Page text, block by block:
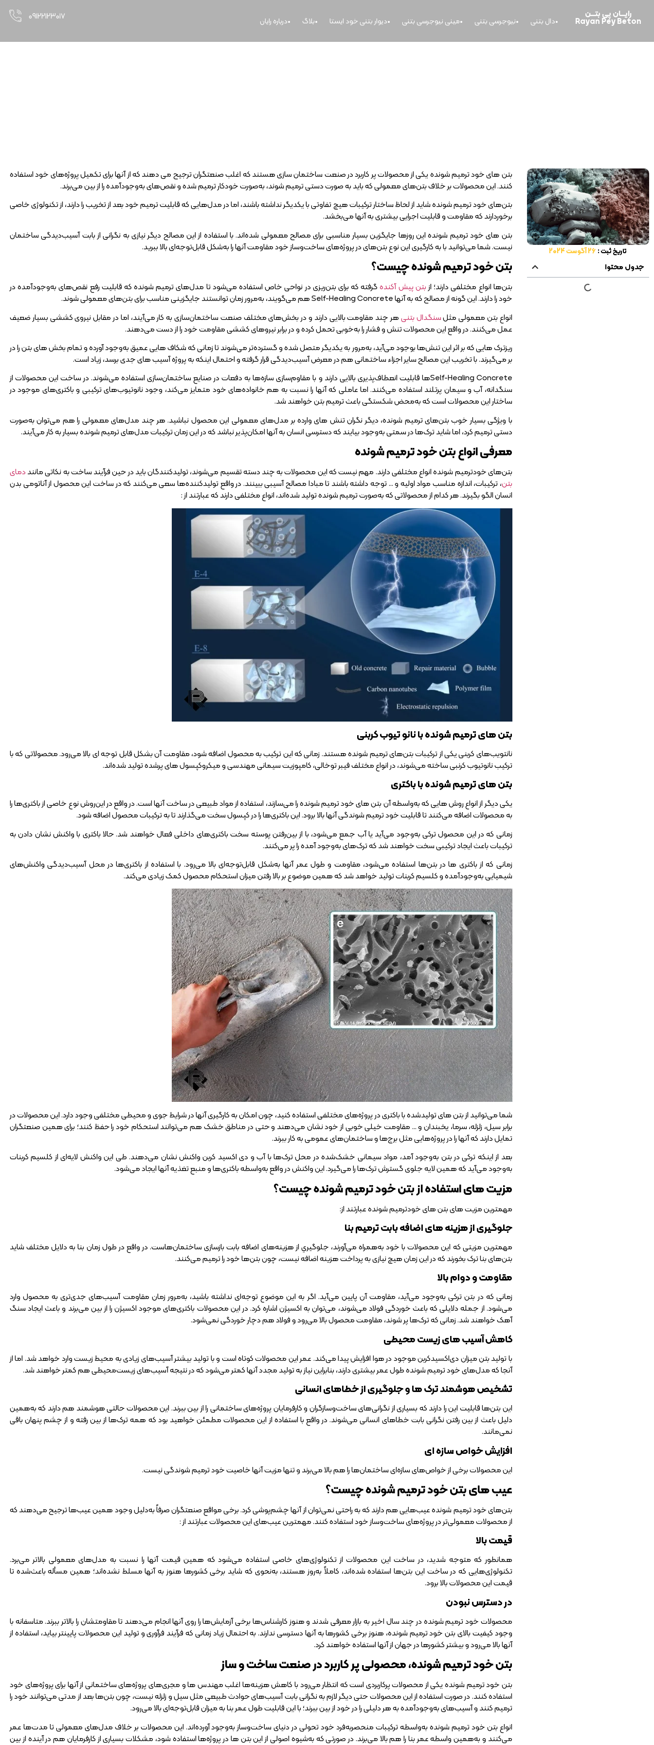
رایــــان پی بتــــن
Rayan Pey Beton دال بتنی نیوجرسی بتنی مینی نیوجرسی بتنی دیوار بتنی خود ایستا بلاگ درباره رایان ۰۹۱۲۲۱۲۳۰۱۷
تاریخ ثبت : 26 آگوست 2024
جدول محتوا
بتن‌ های خود ترمیم شونده یکی از محصولات پر کاربرد در صنعت ساختمان‌ سازی هستند که اغلب صنعتگران ترجیح می‌ دهند که از آنها برای تکمیل پروژه‌های خود استفاده
کنند. این محصولات بر خلاف بتن‌های معمولی که باید به‌ صورت دستی ترمیم شوند، به‌صورت خودکار ترمیم شده و نقص‌های به‌وجودآمده را از بین می‌برند.
بتن‌های خود ترمیم شونده شاید از لحاظ ساختار ترکیبات هیچ تفاوتی با یکدیگر نداشته باشند، اما در مدل‌هایی که قابلیت ترمیم خود بعد از تخریب را دارند، از تکنولوژی خاصی
برخوردارند که مقاومت و قابلیت اجرایی بیشتری به آنها می‌بخشد.
بتن‌ های خود ترمیم شونده این روز‌ها جایگزین بسیار مناسبی برای مصالح معمولی شده‌اند. با استفاده از این مصالح دیگر نیازی به نگرانی از بابت آسیب‌دیدگی ساختمان
نیست. شما می‌توانید با به کارگیری این نوع بتن‌های در پروژه‌های ساخت‌و‌ساز خود مقاومت آنها را به‌شکل قابل‌توجه‌ای بالا ببرید.
بتن خود ترمیم شونده چیست؟
بتن‌ها انواع مختلفی دارند؛ از بتن پیش آکندهگرفته که برای بتن‌ریزی در نواحی خاص استفاده می‌شود تا مدل‌های ترمیم شونده که قابلیت رفع نقص‌های به‌وجودآمده در
خود را دارند. این گونه از مصالح که به آنها Self-Healing Concrete هم می‌گویند، به‌مرور زمان توانستند جایگزینی مناسب برای بتن‌های معمولی شوند.
انواع بتن معمولی مثلسنگدال بتنیهر چند مقاومت بالایی دارند و در بخش‌های مختلف صنعت ساختمان‌سازی به کار می‌آیند، اما در مقابل نیروی کششی بسیار ضعیف
عمل می‌کنند. در واقع این محصولات تنش و فشار را به‌خوبی تحمل کرده و در برابر نیرو‌های کششی مقاومت خود را از دست می‌دهند.
ریزترک‌ هایی که بر اثر این تنش‌ها بوجود می‌آید، به‌مرور به یکدیگر متصل شده و گسترده‌تر می‌شوند تا زمانی که شکاف‌ هایی عمیق به‌وجود آورده و تمام بخش‌ های بتن را در
بر می‌گیرند. با تخریب این مصالح سایر اجزاء ساختمانی هم در معرض آسیب‌دیدگی قرار گرفته و احتمال اینکه به پروژه آسیب‌ های جدی برسد، زیاد است.
Self-Healing Concrete‌ها قابلیت انعطاف‌پذیری بالایی دارند و با مقاوم‌سازی سازه‌ها به دفعات در صنایع ساختمان‌سازی استفاده می‌شوند. در ساخت این محصولات از
سنگدانه، آب و سیمان پرتلند استفاده می‌کنند. اما عاملی که آنها را نسبت به هم خانواده‌های خود متمایز می‌کند، وجود نانوتیوب‌های ترکیبی و باکتری‌های موجود در
ساختار این محصولات است که به‌محض شکستگی باعث ترمیم بتن خواهند شد.
با ویژگی بسیار خوب بتن‌های ترمیم شونده، دیگر نگران تنش‌ های وارده بر مدل‌های معمولی این محصول نباشید. هر چند مدل‌های معمولی را هم می‌توان به‌صورت
دستی ترمیم کرد، اما شاید ترک‌ها در سمتی به‌وجود بیایند که دسترسی انسان به آنها امکان‌پذیر نباشد که در این زمان ترکیبات مدل‌های ترمیم شونده بسیار به کار می‌آیند.
معرفی انواع بتن خود ترمیم شونده
بتن‌های خودترمیم شونده انواع مختلفی دارند. مهم نیست که این محصولات به چند دسته تقسیم می‌شوند، تولیدکنندگان باید در حین فرآیند ساخت به نکاتی ماننددمای
بتن، ترکیبات، اندازه مناسب مواد اولیه و … توجه داشته باشند تا مبادا مصالح آسیبی ببینند. در واقع تولیدکننده‌ها سعی می‌کنند که در ساخت این محصول از آناتومی بدن
انسان الگو بگیرند. هر کدام از محصولاتی که به‌صورت ترمیم شونده تولید شده‌اند، انواع مختلفی دارند که عبارتند از :
بتن های ترمیم شونده با نانو تیوب کربنی
نانتویب‌های کربنی یکی از ترکیبات بتن‌‌های ترمیم شونده هستند. زمانی که این ترکیب به محصول اضافه شود، مقاومت آن بشکل قابل‌ توجه‌ ای بالا می‌رود. محصولاتی که با
ترکیب نانوتیوب کرنبی ساخته می‌شوند، در انواع مختلف فیبر توخالی، کامپوزیت سیمانی مهندسی و میکروکپسول‌ های پرشده تولید شده‌اند.
بتن های ترمیم شونده با باکتری
یکی دیگر از انواع روش‌ هایی که به‌واسطه آن بتن‌ های خود ترمیم شونده را می‌سازند، استفاده از مواد طبیعی در ساخت آنها است. در واقع در این‌روش نوع خاصی از باکتری‌ها را
به محصولات اضافه می‌کنند تا قابلیت خود ترمیم شوندگی آنها بالا برود. این باکتری‌ها را در کپسول سخت می‌گذارند تا به ترکیبات محصول اضافه شود.
زمانی که در این محصول ترکی به‌وجود می‌آید یا آب جمع می‌شود، با از بین‌رفتن پوسته سخت باکتری‌های داخلی فعال خواهند شد. حالا باکتری با واکنش نشان دادن به
ترکیبات باعث ایجاد ترکیبی سخت خواهند شد که ترک‌های به‌وجود آمده را پر می‌کنند.
زمانی که از باکتری‌ ها در بتن‌ها استفاده می‌شود، مقاومت و طول عمر آنها به‌شکل قابل‌توجه‌ای بالا می‌رود. با استفاده از باکتری‌ها در محل آسیب‌دیدگی واکنش‌های
شیمیایی به‌وجودآمده و کلسیم کربنات تولید خواهد شد که همین موضوع بر بالا رفتن میزان استحکام محصول کمک زیادی می‌کند.
شما می‌توانید از بتن‌ های تولیدشده با باکتری در پروژه‌های مختلفی استفاده کنید، چون امکان به کارگیری آنها در شرایط جوی و محیطی مختلفی وجود دارد. این محصولات در
برابر سیل، زلزله، سرما، یخبندان و … مقاومت خیلی خوبی از خود نشان می‌دهند و حتی در مناطق خشک هم می‌توانند استحکام خود را حفظ کنند؛ برای همین صنعتگران
تمایل دارند که آنها را در پروژه‌هایی مثل برج‌ها و ساختمان‌های عمومی به کار ببرند.
بعد از اینکه ترکی در بتن به‌وجود آمد، مواد سیمانی خشک‌شده در محل ترک‌ها با آب و دی اکسید کربن واکنش نشان می‌دهند. طی این واکنش لایه‌ای از کلسیم کربنات
به‌وجود می‌آید که همین لایه جلوی گسترش ترک‌ها را می‌گیرد. این واکنش در واقع به‌واسطه باکتری‌ها و منبع تغذیه آنها ایجاد می‌شود.
مزیت های استفاده از بتن خود ترمیم شونده چیست؟
مهمترین مزیت‌ های بتن های خودترمیم شونده عبارتند از:
جلوگیری از هزینه های اضافه بابت ترمیم بنا
مهمترین مزیتی که این محصولات با خود به‌همراه می‌آورند، جلوگيري از هزینه‌های اضافه بابت بازسازی ساختمان‌هاست. در واقع در طول زمان بنا به دلایل مختلف شاید
بتن‌های بنا ترک بخورند که در این زمان هیچ نیازی به پرداخت هزینه اضافه نیست، چون بتن‌ها خود را ترمیم می‌کنند.
مقاومت و دوام بالا
زمانی که در بتن ترکی به‌وجود می‌آید، مقاومت آن پایین می‌آید. اگر به این موضوع توجه‌ای نداشته باشید، به‌مرور زمان مقاومت آسیب‌های جدی‌تری به محصول وارد
می‌شود. از جمله دلایلی که باعث خوردگی فولاد می‌شوند، می‌توان به اکسیژن اشاره کرد. در این محصولات باکتری‌های موجود اکسیژن را از بین می‌برند و باعث ایجاد سنگ
آهک خواهند شد. زمانی که ترک‌ها پر شوند، مقاومت محصول بالا می‌رود و فولاد هم دچار خوردگی نمی‌شود.
کاهش آسیب های زیست محیطی
با تولید بتن میزان دی‌اکسیدکربن موجود در هوا افزایش پیدا می‌کند. عمر این محصولات کوتاه است و با تولید بیشتر آسیب‌های زیادی به محیط زیست وارد خواهد شد. اما از
آنجا که مدل‌های خود ترمیم شونده طول عمر بیشتری دارند، بنابراین نیاز به تولید مجدد آنها کمتر می‌شود که در نتیجه آسیب‌های زیست‌محیطی هم کمتر خواهند شد.
تشخیص هوشمند ترک ها و جلوگیری از خطاهای انسانی
این بتن‌ها قابلیت این را دارند که بسیاری از نگرانی‌های ساخت‌و‌سازگران و کارفرمایان پروژه‌های ساختمانی را از بین ببرند. این محصولات حالتی هوشمند هم دارند که به‌همین
دلیل باعث از بین رفتن نگرانی بابت خطا‌های انسانی می‌شوند. در واقع با استفاده از این محصولات مطمئن خواهید بود که همه ترک‌ها از بین رفته و از چشم پنهان باقی
نمی‌مانند.
افزایش خواص سازه ای
این محصولات برخی از خواص‌های سازه‌ای ساختمان‌ها را هم بالا می‌برند و تنها مزیت آنها خاصیت خود ترمیم شوندگی نیست.
عیب های بتن خود ترمیم شونده چیست؟
بتن‌های خود ترمیم شونده عیب‌هایی هم دارند که به راحتی نمی‌توان از آنها چشم‌پوشی کرد. برخی مواقع صنعتگران صرفاً به‌دلیل وجود همین عیب‌ها ترجیح می‌دهند که
از محصولات معمولی‌تر در پروژه‌های ساخت‌و‌ساز خود استفاده کنند. مهمترین عیب‌های این محصولات عبارتند از :
قیمت بالا
همانطور که متوجه شدید، در ساخت این محصولات از تکنولوژی‌های خاصی استفاده می‌شود که همین قیمت آنها را نسبت به مدل‌های معمولی بالاتر می‌برد.
تکنولوژی‌هایی که در ساخت این بتن‌ها استفاده شده‌اند، کاملاً به‌روز هستند، به‌نحوی که شاید برخی کشور‌ها هنوز به آنها مسلط نشده‌اند؛ همین مسأله باعث‌شده تا
قیمت این محصولات بالا برود.
در دسترس نبودن
محصولات خود ترمیم شونده در چند سال اخیر به بازار معرفی شدند و هنوز کارشناس‌ها برخی آزمایش‌ها را روی آنها انجام می‌دهند تا مقاومتشان را بالاتر ببرند. متاسفانه با
وجود کیفیت بالای بتن خود ترمیم شونده، هنوز برخی کشور‌ها به آنها دسترسی ندارند. به احتمال زیاد زمانی که فرآیند فرآوری و تولید این محصولات پایینتر بیاید، استفاده از
آنها بالا می‌رود و بیشتر کشور‌ها در جهان از آنها استفاده خواهند کرد.
بتن خود ترمیم شونده، محصولی پر کاربرد در صنعت ساخت و ساز
بتن خود ترمیم شونده یکی از محصولات پرکاربردی است که انتظار می‌رود با کاهش هزینه‌ها اغلب مهندس‌ ها و مجری‌های پروژه‌های ساختمانی از آنها برای پروژه‌های خود
استفاده کنند. در صورت استفاده از این محصولات حتی دیگر لازم به نگرانی بابت آسیب‌های حوادث طبیعی مثل سیل و زلزله نیست، چون بتن‌ها بعد از مدتی می‌توانند خود را
ترمیم کنند و آسیب‌های به‌وجودآمده به هر دلیلی را در خود از بین ببرند؛ با این قابلیت طول عمر بنا به میزان قابل‌توجه‌ای بالا می‌رود.
انواع بتن خود ترمیم شونده به‌واسطه ترکیبات منحصر‌به‌فرد خود تحولی در دنیای ساخت‌و‌ساز به‌وجود آورده‌اند. این محصولات بر خلاف مدل‌های معمولی تا مدت‌ها عمر
می‌کنند و به‌همین واسطه عمر بنا را هم بالا می‌برند. در صورتی که به‌شیوه اصولی از این بتن‌ ها در پروژه‌ها استفاده شود، مشکلات بسیاری از کارفرمایان هم در آینده از بین